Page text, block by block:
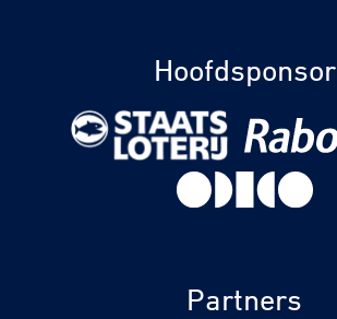
Hoofdsponsor
Partners